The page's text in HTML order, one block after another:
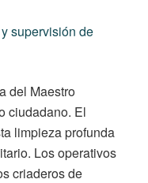
supervisión de
del Maestro
ciudadano. El
limpieza profunda
Los operativos
criaderos de